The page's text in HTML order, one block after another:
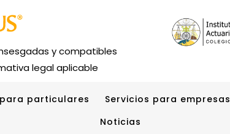
y compatibles
legal aplicable
particulares Servicios para empresas
Noticias